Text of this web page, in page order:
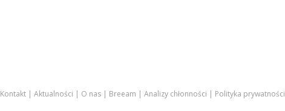
Kontakt Aktualności O nas Breeam Analizy chłonności Polityka prywatności